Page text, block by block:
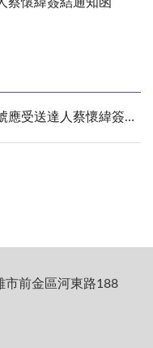
達人蔡懷緯簽結通知函.pdf
市前金區河東路188